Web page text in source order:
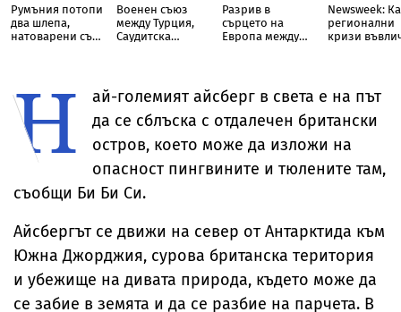
Румъния потопи
два шлепа,
натоварени със
Военен съюз
между Турция,
Саудитска
Разрив в
сърцето на
Европа между
Newsweek:
регионални
кризи
Н
ай-големият айсберг в света е на път
да се сблъска с отдалечен британски
остров, което може да изложи на
опасност пингвините и тюлените там,
съобщи Би Би Си.
Айсбергът се движи на север от Антарктида към
Южна Джорджия, сурова британска територия
и убежище на дивата природа, където може да
се забие в земята и да се разбие на парчета. В